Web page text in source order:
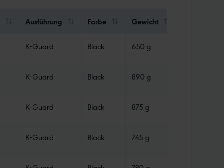
Ausführung Farbe Gewicht
K-Guard Black 650 g
K-Guard Black 890 g
K-Guard Black 875 g
K-Guard Black 745 g